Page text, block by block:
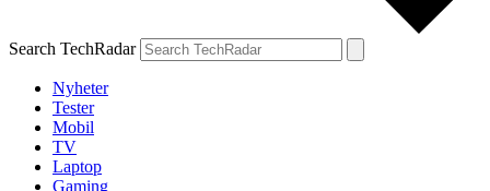
Search TechRadar
Nyheter
Tester
Mobil
TV
Laptop
Gaming